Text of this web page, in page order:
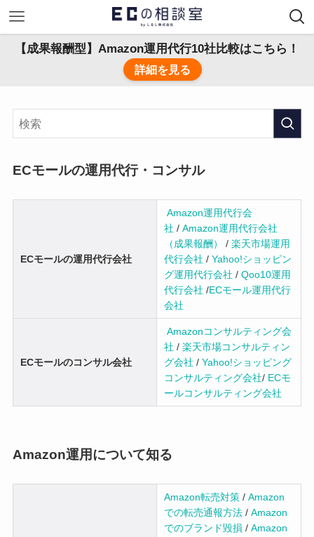
【成果報酬型】Amazon運用代行10社比較はこちら！
詳細を見る
ECモールの運用代行・コンサル
ECモールの運用代行会社
Amazon運用代行会
社/Amazon運用代行会社
（成果報酬）/楽天市場運用
代行会社/Yahoo!ショッピン
グ運用代行会社/Qoo10運用
代行会社 /ECモール運用代行
会社
ECモールのコンサル会社
Amazonコンサルティング会
社/楽天市場コンサルティン
グ会社/Yahoo!ショッピング
コンサルティング会社/ ECモ
ールコンサルティング会社
Amazon運用について知る
Amazon転売対策/Amazon
での転売通報方法/Amazon
でのブランド毀損/Amazon